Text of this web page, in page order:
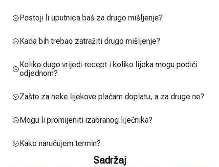
Postoji li uputnica baš za drugo mišljenje?
Kada bih trebao zatražiti drugo mišljenje?
Koliko dugo vrijedi recept i koliko lijeka mogu podići
odjednom?
Zašto za neke lijekove plaćam doplatu, a za druge ne?
Mogu li promijeniti izabranog liječnika?
Kako naručujem termin?
Sadržaj